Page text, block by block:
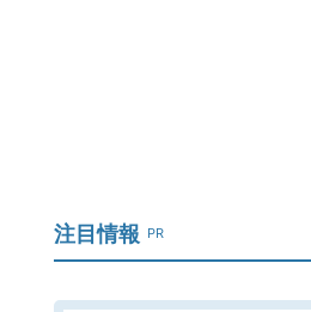
注目情報 PR